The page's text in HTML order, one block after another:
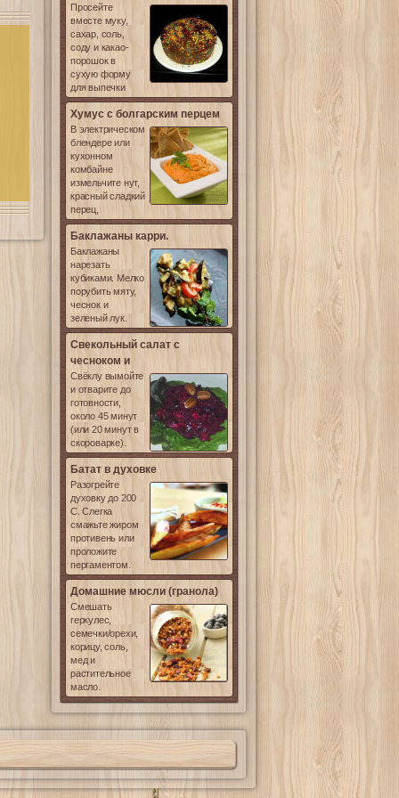
Просейте
вместе муку,
сахар, соль,
соду и какао-
порошок в
сухую форму
для выпечки
Хумус с болгарским перцем
В электрическом
блендере или
кухонном
комбайне
измельчите нут,
красный сладкий
перец,
Баклажаны карри.
Баклажаны
нарезать
кубиками. Мелко
порубить мяту,
чеснок и
зеленый лук.
Свекольный салат с
чесноком и
Свёклу вымойте
и отварите до
готовности,
около 45 минут
(или 20 минут в
скороварке).
Батат в духовке
Разогрейте
духовку до 200
С. Слегка
смажьте жиром
противень или
проложите
пергаментом.
Домашние мюсли (гранола)
Смешать
геркулес,
семечки/орехи,
корицу, соль,
мед и
растительное
масло.